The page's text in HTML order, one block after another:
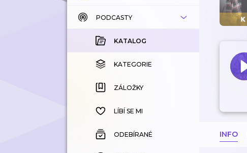
KATALOG
KOUPENÉ
KATEGORIE
ZÁLOŽKY
HISTORIE
PODCASTY
KATALOG
KATEGORIE
ZÁLOŽKY
LÍBÍ SE MI
ODEBÍRANÉ INFO